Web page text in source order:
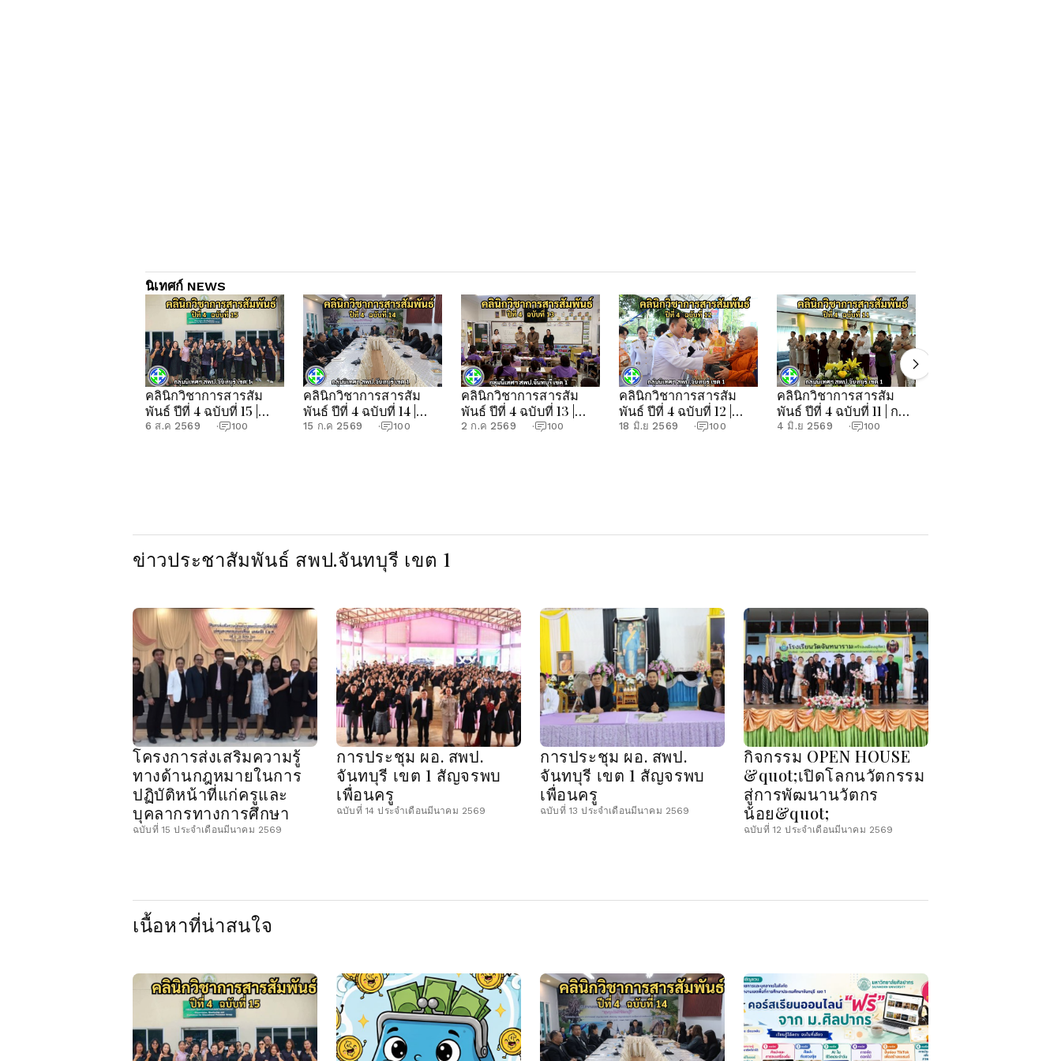
นิเทศก์ NEWS
คลินิกวิชาการสารสัม
พันธ์ ปีที่ 4 ฉบับที่ 15 |
กลุ่มนิเทศฯ สพป.จันทบุรี
6 ส.ค 2569 · 100
คลินิกวิชาการสารสัม
พันธ์ ปีที่ 4 ฉบับที่ 14 |
กลุ่มนิเทศฯ สพป.จันทบุรี
15 ก.ค 2569 · 100
คลินิกวิชาการสารสัม
พันธ์ ปีที่ 4 ฉบับที่ 13 |
กลุ่มนิเทศฯ สพป.จันทบุรี
2 ก.ค 2569 · 100
คลินิกวิชาการสารสัม
พันธ์ ปีที่ 4 ฉบับที่ 12 |
กลุ่มนิเทศฯ สพป.จันทบุรี
18 มิ.ย 2569 · 100
คลินิกวิชาการสารสัม
พันธ์ ปีที่ 4 ฉบับที่ 11 | กลุ่ม
นิเทศฯ สพป.จันทบุรี เขต
4 มิ.ย 2569 · 100
ข่าวประชาสัมพันธ์ สพป.จันทบุรี เขต 1
โครงการส่งเสริมความรู้
ทางด้านกฎหมายในการ
ปฏิบัติหน้าที่แก่ครูและ
บุคลากรทางการศึกษา
ฉบับที่ 15 ประจำเดือนมีนาคม 2569
การประชุม ผอ. สพป.
จันทบุรี เขต 1 สัญจรพบ
เพื่อนครู
ฉบับที่ 14 ประจำเดือนมีนาคม 2569
การประชุม ผอ. สพป.
จันทบุรี เขต 1 สัญจรพบ
เพื่อนครู
ฉบับที่ 13 ประจำเดือนมีนาคม 2569
กิจกรรม OPEN HOUSE
&quot;เปิดโลกนวัตกรรม
สู่การพัฒนานวัตกร
น้อย&quot;
ฉบับที่ 12 ประจำเดือนมีนาคม 2569
เนื้อหาที่น่าสนใจ